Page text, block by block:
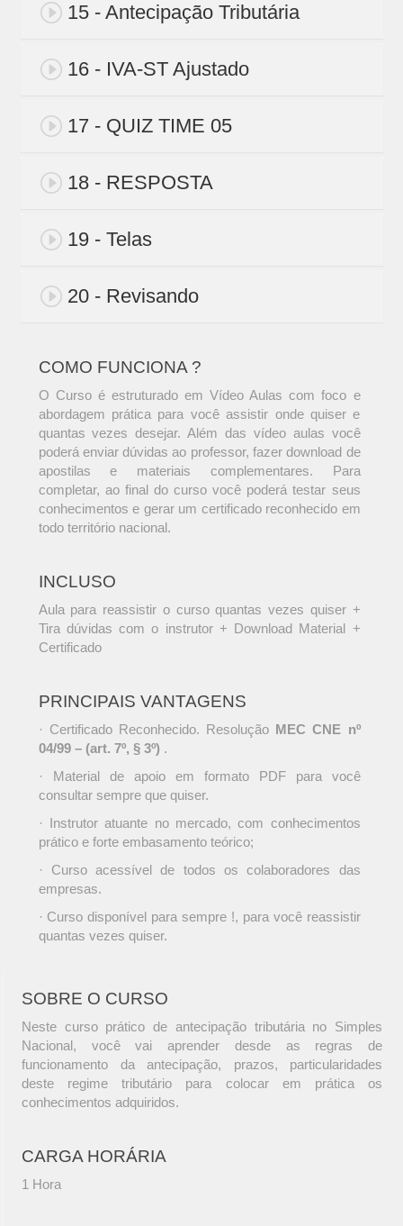
15 - Antecipação Tributária
16 - IVA-ST Ajustado
17 - QUIZ TIME 05
18 - RESPOSTA
19 - Telas
20 - Revisando
COMO FUNCIONA ?
O Curso é estruturado em Vídeo Aulas com foco e
abordagem prática para você assistir onde quiser e
quantas vezes desejar. Além das vídeo aulas você
poderá enviar dúvidas ao professor, fazer download de
apostilas e materiais complementares. Para
completar, ao final do curso você poderá testar seus
conhecimentos e gerar um certificado reconhecido em
todo território nacional.
INCLUSO
Aula para reassistir o curso quantas vezes quiser +
Tira dúvidas com o instrutor + Download Material +
Certificado
PRINCIPAIS VANTAGENS
· Certificado Reconhecido. Resolução MEC CNE nº
04/99 – (art. 7º, § 3º) .
· Material de apoio em formato PDF para você
consultar sempre que quiser.
· Instrutor atuante no mercado, com conhecimentos
prático e forte embasamento teórico;
· Curso acessível de todos os colaboradores das
empresas.
· Curso disponível para sempre !, para você reassistir
quantas vezes quiser.
SOBRE O CURSO
Neste curso prático de antecipação tributária no Simples
Nacional, você vai aprender desde as regras de
funcionamento da antecipação, prazos, particularidades
deste regime tributário para colocar em prática os
conhecimentos adquiridos.
CARGA HORÁRIA
1 Hora